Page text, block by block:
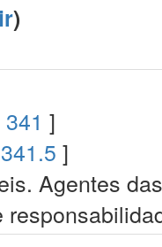
)
341 ]
341.5 ]
Agentes